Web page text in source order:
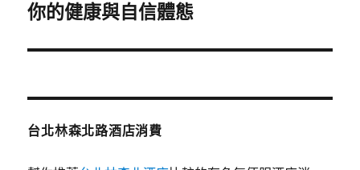
一
文
你的健康與自信體態
台北林森北路酒店消費